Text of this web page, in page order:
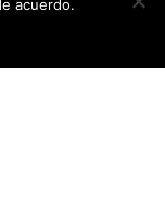
Entrenamiento
acuerdo.